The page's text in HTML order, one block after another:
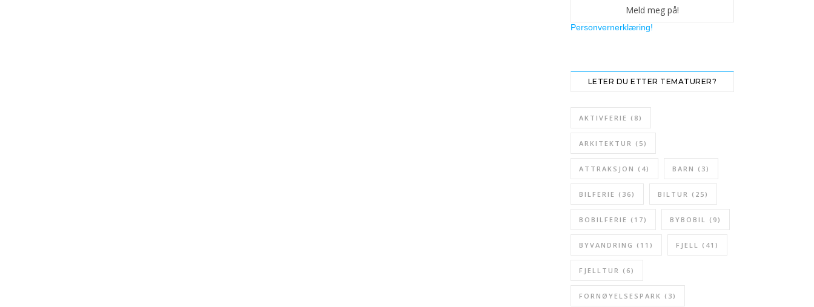
Personvernerklæring!
LETER DU ETTER TEMATURER?
AKTIVFERIE (8)
ARKITEKTUR (5)
ATTRAKSJON (4) BARN (3)
BILFERIE (36) BILTUR (25)
BOBILFERIE (17) BYBOBIL (9)
BYVANDRING (11) FJELL (41)
FJELLTUR (6)
FORNØYELSESPARK (3)